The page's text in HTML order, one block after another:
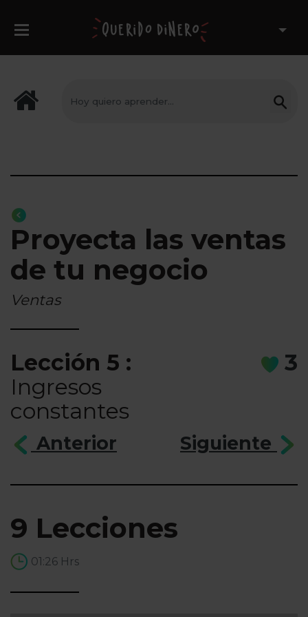
Proyecta las ventas
de tu negocio
Ventas
Lección 5 :
Ingresos
constantes
3
Anterior Siguiente
9 Lecciones
01:26 Hrs